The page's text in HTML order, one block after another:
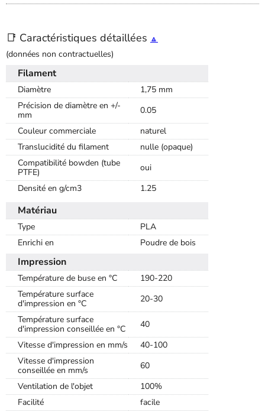
📑 Caractéristiques détaillées 🔼
(données non contractuelles)
Filament
Diamètre
1,75 mm
Précision de diamètre en +/-
mm
0.05
Couleur commerciale
naturel
Translucidité du filament
nulle (opaque)
Compatibilité bowden (tube
PTFE)
oui
Densité en g/cm3
1.25
Matériau
Type
PLA
Enrichi en
Poudre de bois
Impression
Température de buse en °C
190-220
Température surface
d'impression en °C
20-30
Température surface
d'impression conseillée en °C
40
Vitesse d'impression en mm/s
40-100
Vitesse d'impression
conseillée en mm/s
60
Ventilation de l'objet
100%
Facilité
facile